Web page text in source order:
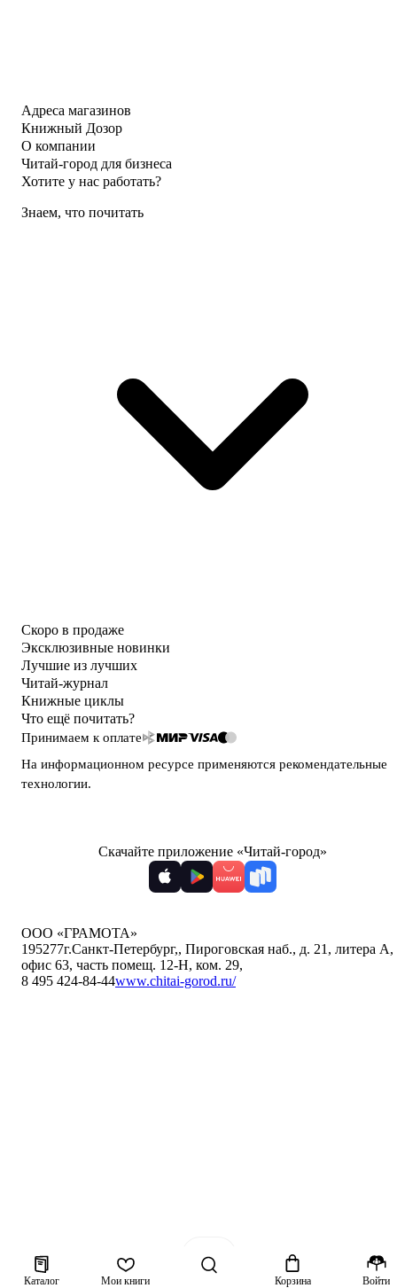
Каталог Мои книги Корзина Войти
Адреса магазинов
Книжный Дозор
О компании
Читай-город для бизнеса
Хотите у нас работать?
Знаем, что почитать
Скоро в продаже
Эксклюзивные новинки
Лучшие из лучших
Читай-журнал
Книжные циклы
Что ещё почитать?
Принимаем к оплате
На информационном ресурсе применяются рекомендательные
технологии.
Скачайте приложение «Читай-город»
ООО «ГРАМОТА»
195277г.Санкт-Петербург,, Пироговская наб., д. 21, литера А,
офис 63, часть помещ. 12-Н, ком. 29,
8 495 424-84-44www.chitai-gorod.ru/